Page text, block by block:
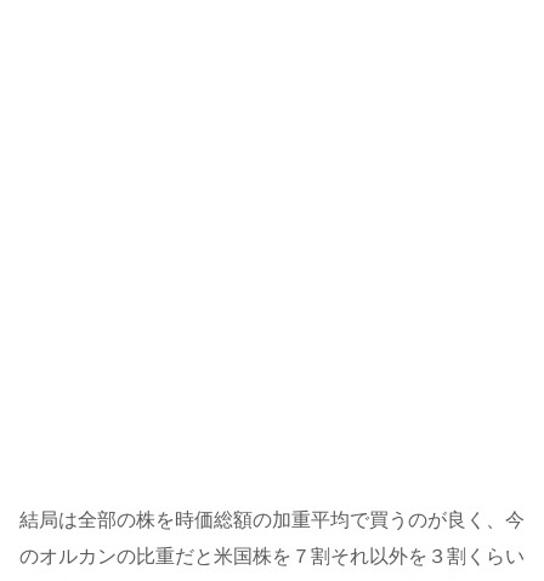
結局は全部の株を時価総額の加重平均で買うのが良く、今
のオルカンの比重だと米国株を７割それ以外を３割くらい